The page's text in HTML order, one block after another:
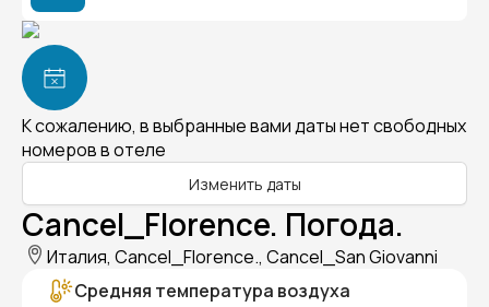
К сожалению, в выбранные вами даты нет свободных
номеров в отеле
Изменить даты
Cancel_Florence. Погода.
Италия, Cancel_Florence., Cancel_San Giovanni
Средняя температура воздуха